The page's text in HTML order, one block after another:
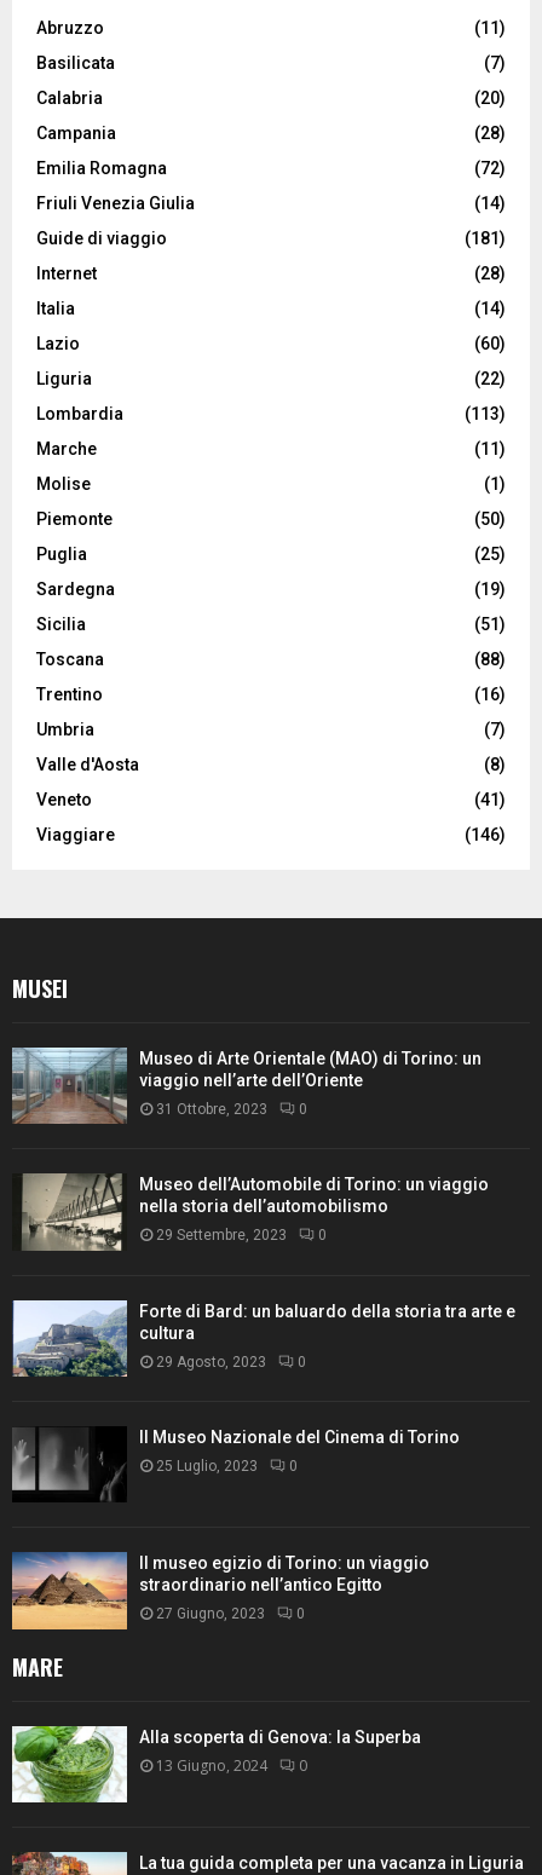
Abruzzo
(11)
Basilicata
(7)
Calabria
(20)
Campania
(28)
Emilia Romagna
(72)
Friuli Venezia Giulia
(14)
Guide di viaggio
(181)
Internet
(28)
Italia
(14)
Lazio
(60)
Liguria
(22)
Lombardia
(113)
Marche
(11)
Molise
(1)
Piemonte
(50)
Puglia
(25)
Sardegna
(19)
Sicilia
(51)
Toscana
(88)
Trentino
(16)
Umbria
(7)
Valle d'Aosta
(8)
Veneto
(41)
Viaggiare
(146)
MUSEI
Museo di Arte Orientale (MAO) di Torino: un
viaggio nell’arte dell’Oriente
31 Ottobre, 2023 0
Museo dell’Automobile di Torino: un viaggio
nella storia dell’automobilismo
29 Settembre, 2023 0
Forte di Bard: un baluardo della storia tra arte e
cultura
29 Agosto, 2023 0
Il Museo Nazionale del Cinema di Torino
25 Luglio, 2023 0
Il museo egizio di Torino: un viaggio
straordinario nell’antico Egitto
27 Giugno, 2023 0
MARE
Alla scoperta di Genova: la Superba
13 Giugno, 2024 0
La tua guida completa per una vacanza in Liguria